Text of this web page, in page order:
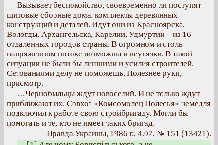
Вызывает беспокойство, своевременно ли поступят
щитовые сборные дома, комплекты деревянных
конструкций и деталей. Идут они из Красноярска,
Вологды, Архангельска, Карелии, Удмуртии – из 16
отдаленных городов страны. В огромном и столь
напряженном потоке возможны и неувязки. В такой
ситуации не были бы лишними и усилия строителей.
Сетованиями делу не поможешь. Полезнее руки,
присмотр.
…Чернобыльцы ждут новоселий. И не только ждут –
приближают их. Совхоз «Комсомолец Полесья» немедля
подключил к работе свою стройбригаду. Могли бы
помогать и те, кто не имеет таких бригад.
Правда Украины, 1986 г., 4.07, № 151 (13421).